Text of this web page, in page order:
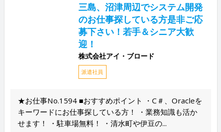
三島、沼津周辺でシステム開発
のお仕事探している方是非ご応
募下さい！若手＆シニア大歓
迎！
株式会社アイ・ブロード
派遣社員
★お仕事No.1594 ■おすすめポイント ・C＃、Oracleを
キーワードにお仕事探している方！ ・業務知識も活か
せます！ ・駐車場無料！ ・清水町や伊豆の...